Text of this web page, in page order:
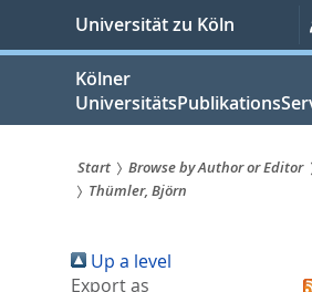
springen
Universität zu Köln
Kölner
Sie
sind
Start Browse by Author or Editor
Thümler, Björn
Up a level
Export as